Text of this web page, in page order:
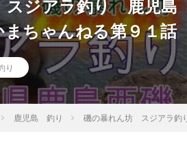
ジアラ釣り 鹿児島
ちゃんねる第９１話
り
鹿児島 釣り 磯の暴れん坊 スジアラ釣